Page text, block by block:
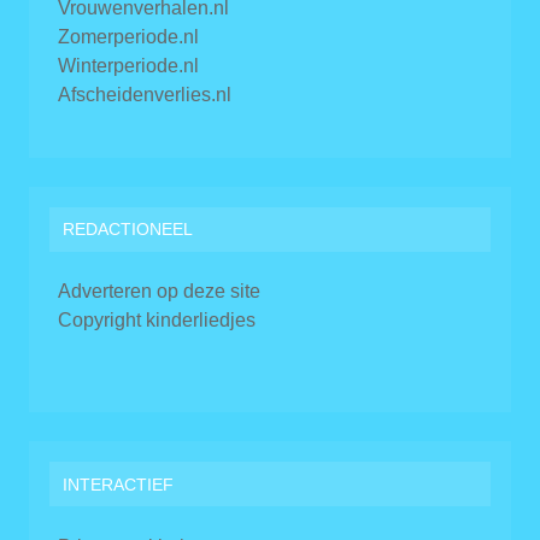
Vrouwenverhalen.nl
Zomerperiode.nl
Winterperiode.nl
Afscheidenverlies.nl
REDACTIONEEL
Adverteren op deze site
Copyright kinderliedjes
INTERACTIEF